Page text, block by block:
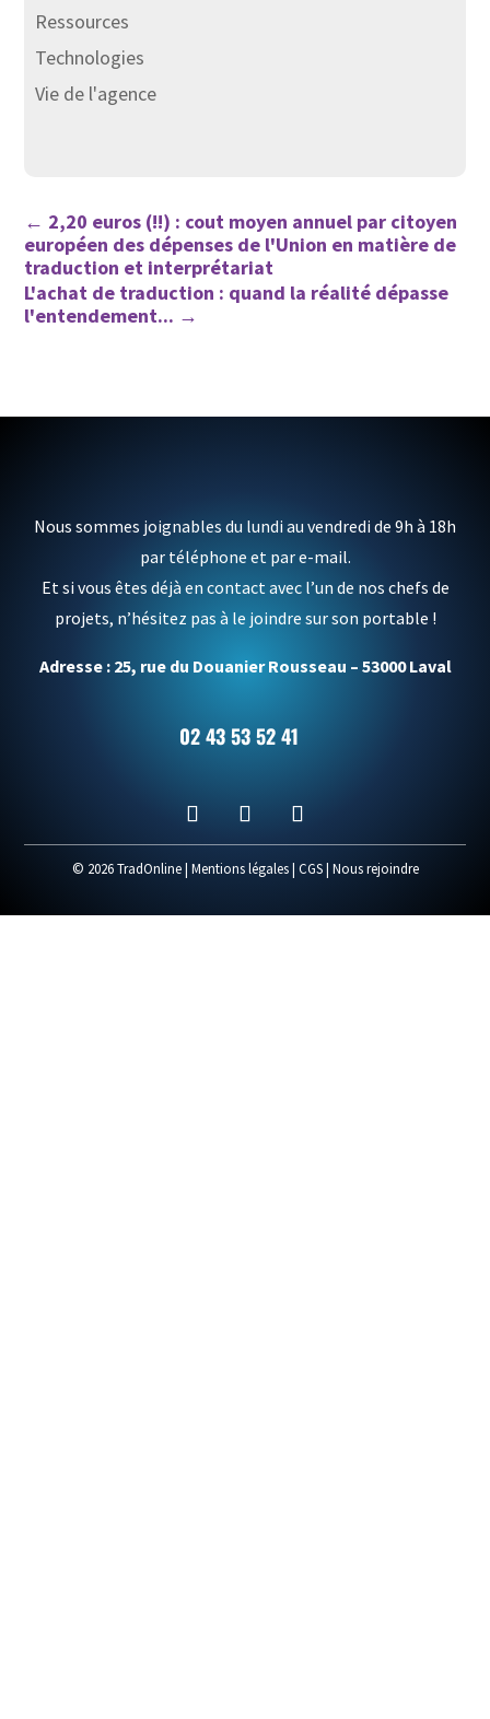
Ressources
Technologies
Vie de l'agence
← 2,20 euros (!!) : cout moyen annuel par citoyen
européen des dépenses de l'Union en matière de
traduction et interprétariat
L'achat de traduction : quand la réalité dépasse
l'entendement... →
Nous sommes joignables du lundi au vendredi de 9h à 18h
par téléphone et par e-mail.
Et si vous êtes déjà en contact avec l’un de nos chefs de
projets, n’hésitez pas à le joindre sur son portable !
Adresse : 25, rue du Douanier Rousseau – 53000 Laval
02 43 53 52 41
© 2026 TradOnline | Mentions légales| CGS| Nous rejoindre